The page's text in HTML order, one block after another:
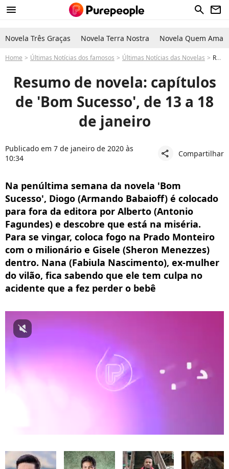
menu search newsletter
Novela Três Graças Novela Terra Nostra Novela Quem Ama
Home Últimas Notícias dos famosos Últimas Notícias das Novelas Resumo da novela 'Bom Sucesso': capítulos de 13 a 18 de janeiro
Resumo de novela: capítulos
de 'Bom Sucesso', de 13 a 18
de janeiro
Publicado em 7 de janeiro de 2020 às
10:34
share Compartilhar
Na penúltima semana da novela 'Bom
Sucesso', Diogo (Armando Babaioff) é colocado
para fora da editora por Alberto (Antonio
Fagundes) e descobre que está na miséria.
Para se vingar, coloca fogo na Prado Monteiro
com o milionário e Gisele (Sheron Menezzes)
dentro. Nana (Fabiula Nascimento), ex-mulher
do vilão, fica sabendo que ele tem culpa no
acidente que a fez perder o bebê